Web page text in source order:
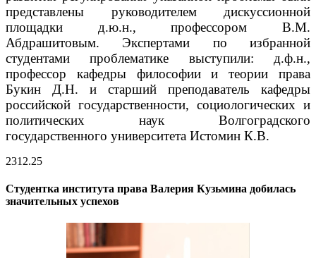
представлены руководителем дискуссионной
площадки д.ю.н., профессором В.М.
Абдрашитовым. Экспертами по избранной
студентами проблематике выступили: д.ф.н.,
профессор кафедры философии и теории права
Букин Д.Н. и старший преподаватель кафедры
российской государственности, социологических и
политических наук Волгоградского
государственного университета Истомин К.В.
2312.25
Студентка института права Валерия Кузьмина добилась
значительных успехов